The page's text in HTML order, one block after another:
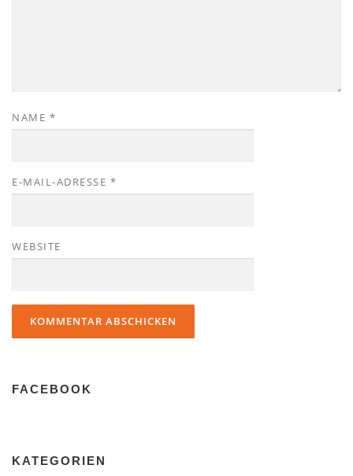
NAME *
E-MAIL-ADRESSE *
WEBSITE
FACEBOOK
KATEGORIEN